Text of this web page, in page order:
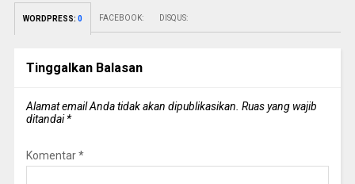
WORDPRESS: 0 FACEBOOK: DISQUS:
Tinggalkan Balasan
Alamat email Anda tidak akan dipublikasikan. Ruas yang wajib
ditandai*
Komentar*